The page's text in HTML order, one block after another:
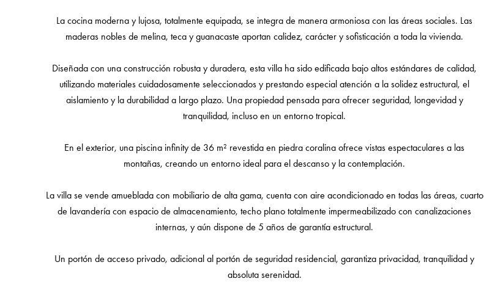
La cocina moderna y lujosa, totalmente equipada, se integra de manera armoniosa con las áreas sociales. Las
maderas nobles de melina, teca y guanacaste aportan calidez, carácter y sofisticación a toda la vivienda.
Diseñada con una construcción robusta y duradera, esta villa ha sido edificada bajo altos estándares de calidad,
utilizando materiales cuidadosamente seleccionados y prestando especial atención a la solidez estructural, el
aislamiento y la durabilidad a largo plazo. Una propiedad pensada para ofrecer seguridad, longevidad y
tranquilidad, incluso en un entorno tropical.
En el exterior, una piscina infinity de 36 m² revestida en piedra coralina ofrece vistas espectaculares a las
montañas, creando un entorno ideal para el descanso y la contemplación.
La villa se vende amueblada con mobiliario de alta gama, cuenta con aire acondicionado en todas las áreas, cuarto
de lavandería con espacio de almacenamiento, techo plano totalmente impermeabilizado con canalizaciones
internas, y aún dispone de 5 años de garantía estructural.
Un portón de acceso privado, adicional al portón de seguridad residencial, garantiza privacidad, tranquilidad y
absoluta serenidad.